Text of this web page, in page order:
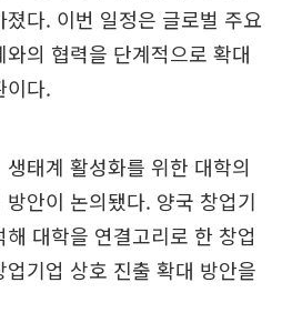
다. 이번 일정은 글로벌 주요
의 협력을 단계적으로 확대
이다.
태계 활성화를 위한 대학의
안이 논의됐다. 양국 창업기
대학을 연결고리로 한 창업
기업 상호 진출 확대 방안을